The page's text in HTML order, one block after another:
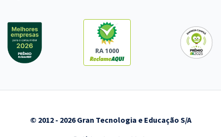
RA 1000
© 2012 - 2026 Gran Tecnologia e Educação S/A